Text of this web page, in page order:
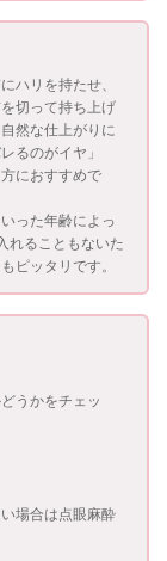
ハリを持たせ、
切って持ち上げ
然な仕上がりに
るのがイヤ」
におすすめで
った年齢によっ
れることもないた
ピッタリです。
うかをチェッ
場合は点眼麻酔